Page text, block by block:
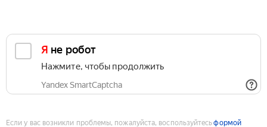
Я не робот
Нажмите, чтобы продолжить
Yandex SmartCaptcha
Если у вас возникли проблемы, пожалуйста, воспользуйтесьформой